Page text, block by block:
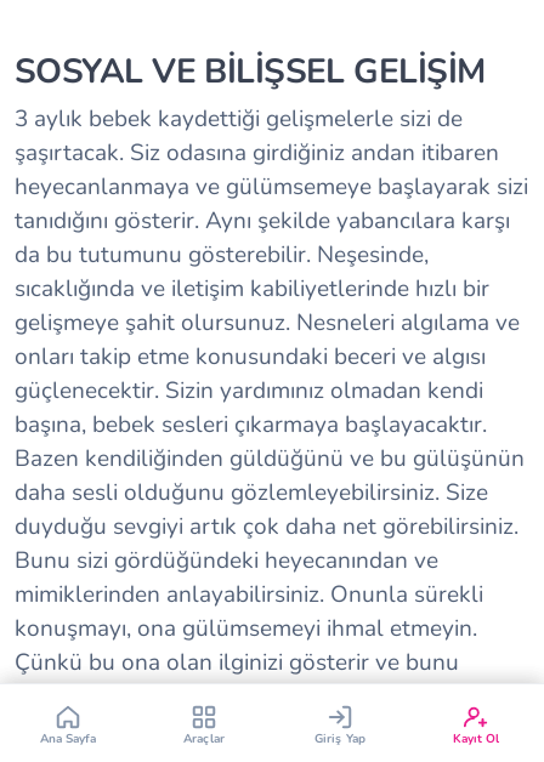
5.
Ay
7.
Ay
SOSYAL VE BİLİŞSEL GELİŞİM
3 aylık bebek kaydettiği gelişmelerle sizi de
şaşırtacak. Siz odasına girdiğiniz andan itibaren
heyecanlanmaya ve gülümsemeye başlayarak sizi
tanıdığını gösterir. Aynı şekilde yabancılara karşı
da bu tutumunu gösterebilir. Neşesinde,
sıcaklığında ve iletişim kabiliyetlerinde hızlı bir
gelişmeye şahit olursunuz. Nesneleri algılama ve
onları takip etme konusundaki beceri ve algısı
güçlenecektir. Sizin yardımınız olmadan kendi
başına, bebek sesleri çıkarmaya başlayacaktır.
Bazen kendiliğinden güldüğünü ve bu gülüşünün
daha sesli olduğunu gözlemleyebilirsiniz. Size
duyduğu sevgiyi artık çok daha net görebilirsiniz.
Bunu sizi gördüğündeki heyecanından ve
mimiklerinden anlayabilirsiniz. Onunla sürekli
konuşmayı, ona gülümsemeyi ihmal etmeyin.
Çünkü bu ona olan ilginizi gösterir ve bunu
5.
Ay
7.
Ay
Çin Takvimi Bebek İsim Bulucu
Bebek Burcu Bebek Aşı Takvimi
Vücut Kitle Endeksi Gebelik Hesaplama
Yumurtlama Hesaplama Gebe Sözlüğü
Ana Sayfa Araçlar Giriş Yap Kayıt Ol